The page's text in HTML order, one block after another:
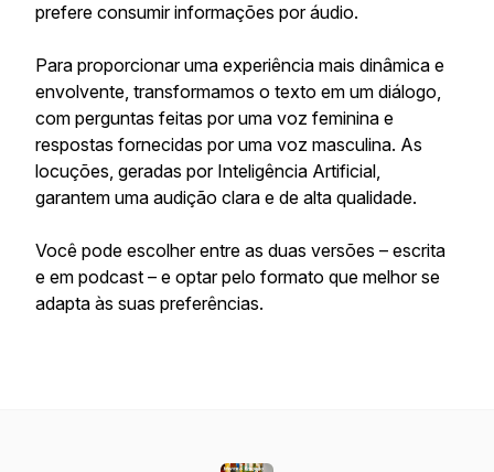
prefere consumir informações por áudio.
Para proporcionar uma experiência mais dinâmica e
envolvente, transformamos o texto em um diálogo,
com perguntas feitas por uma voz feminina e
respostas fornecidas por uma voz masculina. As
locuções, geradas por Inteligência Artificial,
garantem uma audição clara e de alta qualidade.
Você pode escolher entre as duas versões – escrita
e em podcast – e optar pelo formato que melhor se
adapta às suas preferências.